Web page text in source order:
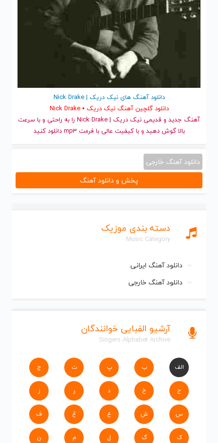
دسته بندی موزیک
Music Category
دانلود آهنگ ایرانی
دانلود آهنگ خارجی
آرشیو الفبایی خوانندگان
Singers Alphabet Archive
الف ب پ ت ج
ح خ د ر ز
س ش ع غ ف
ک گ ل م ن
دانلود آهنگ های نیک دریک | Nick Drake
دانلود گلچین آهنگ نیک دریک • Nick Drake
آهنگ جدید
و قدیمی نیک دریک | Nick Drake را به راحتی و با سرعت
بالا گوش دهید و با کیفیت عالی با فرمت mp3 دانلود کنید
دانلود آهنگ خارجی
پخش و دانلود آهنگ